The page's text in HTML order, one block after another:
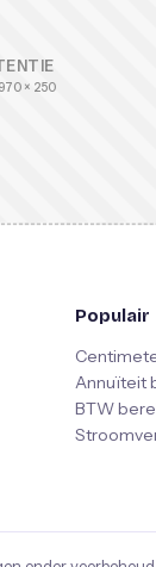
× 250
Populair
Annuïteit
BTW